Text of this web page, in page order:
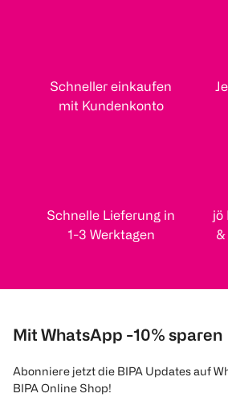
Schneller einkaufen
mit Kundenkonto
Schnelle Lieferung in
1-3 Werktagen
jö
&
Mit WhatsApp -10% sparen
Abonniere jetzt die BIPA Updates auf
BIPA Online Shop!